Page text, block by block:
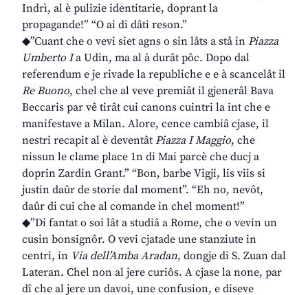
Indrì, al è pulizie identitarie, doprant la
propagande!” “O ai di dâti reson.”
◆”Cuant che o vevi siet agns o sin lâts a stâ in Piazza
Umberto Ia Udin, ma al à durât pôc. Dopo dal
referendum e je rivade la republiche e e à scancelât il
Re Buono, chel che al veve premiât il gjenerâl Bava
Beccaris par vê tirât cui canons cuintri la int che e
manifestave a Milan. Alore, cence cambiâ cjase, il
nestri recapit al è deventât Piazza I Maggio, che
nissun le clame place 1n di Mai parcè che ducj a
doprin Zardin Grant.” “Bon, barbe Vigji, lis viis si
justin daûr de storie dal moment”. “Eh no, nevôt,
daûr di cui che al comande in chel moment!”
◆”Di fantat o soi lât a studiâ a Rome, che o vevin un
cusin bonsignôr. O vevi cjatade une stanziute in
centri, in Via dell’Amba Aradan, dongje di S. Zuan dal
Lateran. Chel non al jere curiôs. A cjase la none, par
dî che al jere un davoi, une confusion, e diseve